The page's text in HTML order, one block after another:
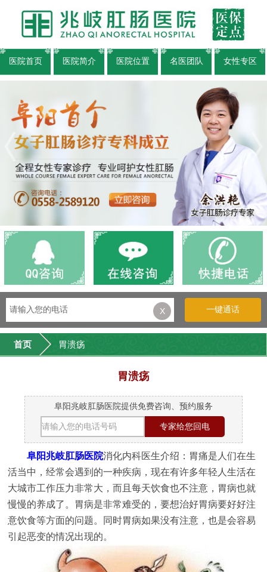
医院首页 医院简介 医院位置 名医团队 女性专区
X 一键通话
首页 胃溃疡
胃溃疡
阜阳兆岐肛肠医院提供免费咨询、预约服务
阜阳兆岐肛肠医院消化内科医生介绍：胃痛是人们在生
活当中，经常会遇到的一种疾病，现在有许多年轻人生活在
大城市工作压力非常大，而且每天饮食也不注意，胃病也就
慢慢的养成了。胃病是非常难受的，要想治好胃病要好好注
意饮食等方面的问题。同时胃病如果没有注意，也是会容易
引起恶变的情况出现的。